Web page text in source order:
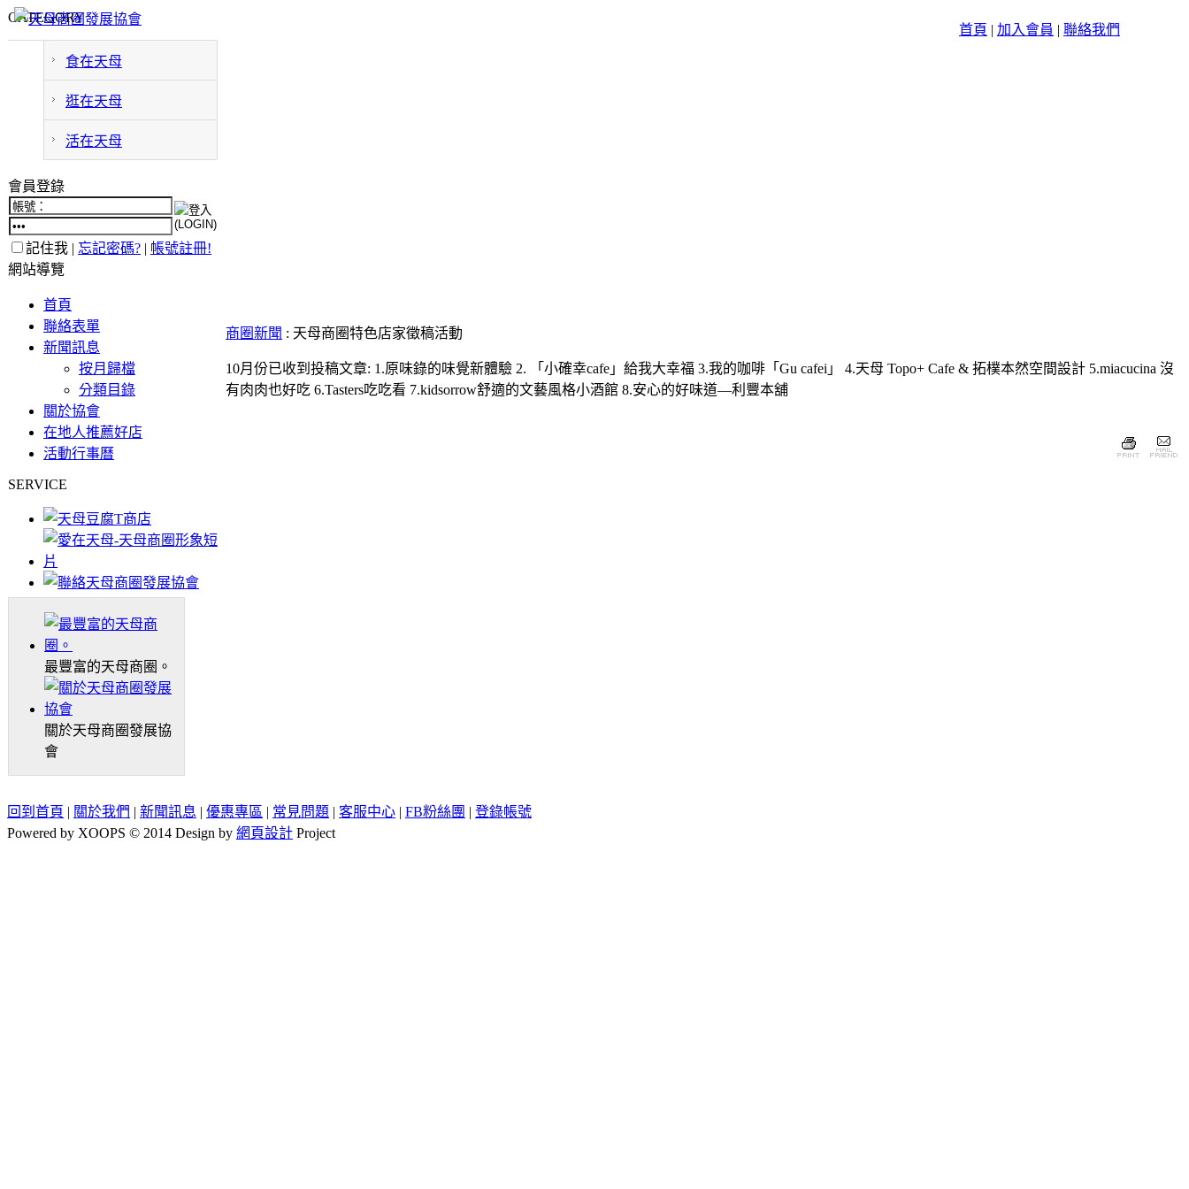
首頁 | 加入會員 | 聯絡我們
CATEGORY
食在天母
逛在天母
活在天母
會員登錄
記住我 | 忘記密碼? | 帳號註冊!
網站導覽
首頁
聯絡表單
新聞訊息
按月歸檔
分類目錄
關於協會
在地人推薦好店
活動行事曆
SERVICE
最豐富的天母商圈。
關於天母商圈發展協
會
商圈新聞 : 天母商圈特色店家徵稿活動
10月份已收到投稿文章: 1.原味錄的味覺新體驗 2. 「小確幸cafe」給我大幸福 3.我的咖啡「Gu cafei」 4.天母 Topo+ Cafe & 拓樸本然空間設計 5.miacucina 沒
有肉肉也好吃 6.Tasters吃吃看 7.kidsorrow舒適的文藝風格小酒館 8.安心的好味道—利豐本舖
回到首頁 | 關於我們 | 新聞訊息 | 優惠專區 | 常見問題 | 客服中心 | FB粉絲團 | 登錄帳號
Powered by XOOPS © 2014 Design by 網頁設計 Project